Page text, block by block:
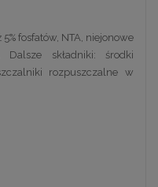
fosfatów, NTA, niejonowe
Dalsze składniki: środki
rozpuszczalne w